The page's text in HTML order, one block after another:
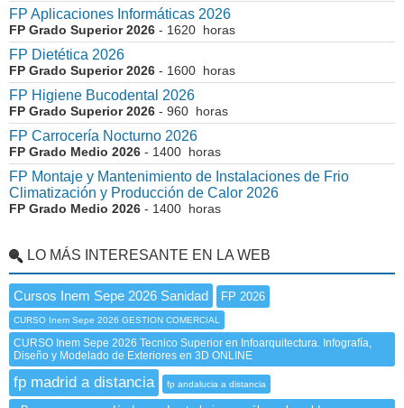
FP Aplicaciones Informáticas 2026
FP Grado Superior 2026 - 1620 horas
FP Dietética 2026
FP Grado Superior 2026 - 1600 horas
FP Higiene Bucodental 2026
FP Grado Superior 2026 - 960 horas
FP Carrocería Nocturno 2026
FP Grado Medio 2026 - 1400 horas
FP Montaje y Mantenimiento de Instalaciones de Frio
Climatización y Producción de Calor 2026
FP Grado Medio 2026 - 1400 horas
LO MÁS INTERESANTE EN LA WEB
Cursos Inem Sepe 2026 Sanidad FP 2026
CURSO Inem Sepe 2026 GESTION COMERCIAL
CURSO Inem Sepe 2026 Tecnico Superior en Infoarquitectura. Infografía,
Diseño y Modelado de Exteriores en 3D ONLINE
fp madrid a distancia fp andalucia a distancia